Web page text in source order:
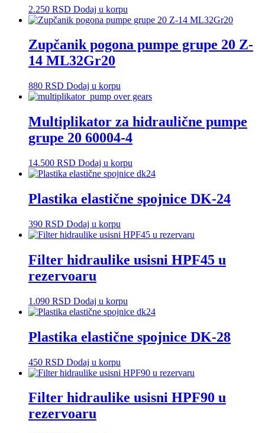
2.250 RSD Dodaj u korpu
Zupčanik pogona pumpe grupe 20 Z-
14 ML32Gr20
880 RSD Dodaj u korpu
Multiplikator za hidraulične pumpe
grupe 20 60004-4
14.500 RSD Dodaj u korpu
Plastika elastične spojnice DK-24
390 RSD Dodaj u korpu
Filter hidraulike usisni HPF45 u
rezervoaru
1.090 RSD Dodaj u korpu
Plastika elastične spojnice DK-28
450 RSD Dodaj u korpu
Filter hidraulike usisni HPF90 u
rezervoaru